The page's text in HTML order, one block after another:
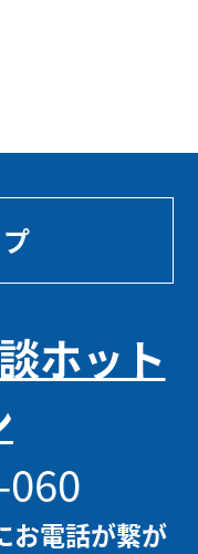
ホット
お電話が繋が